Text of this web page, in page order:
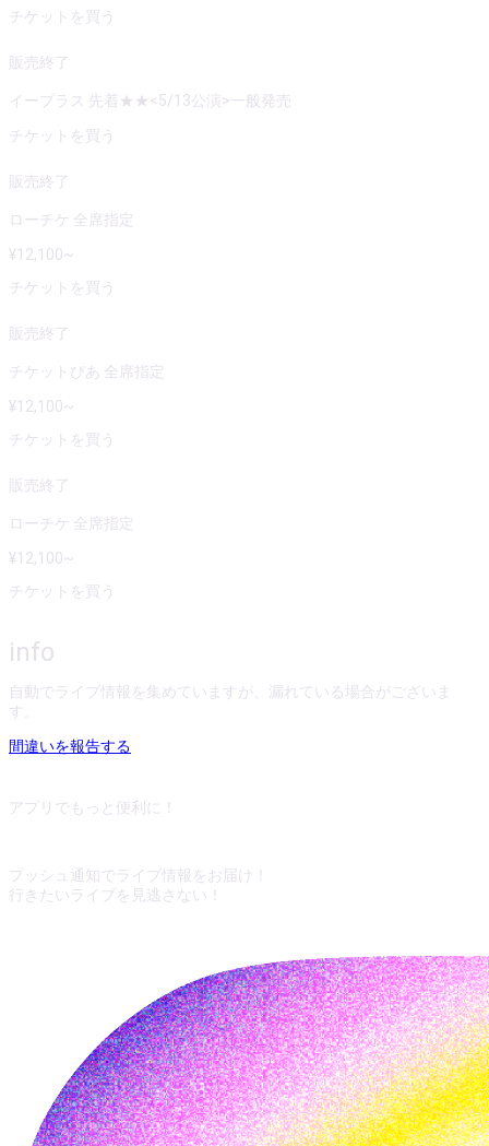
チケットを買う
販売終了
イープラス 先着★★<5/13公演>一般発売
チケットを買う
販売終了
ローチケ 全席指定
¥12,100~
チケットを買う
販売終了
チケットぴあ 全席指定
¥12,100~
チケットを買う
販売終了
ローチケ 全席指定
¥12,100~
チケットを買う
info
自動でライブ情報を集めていますが、漏れている場合がございま
す。
間違いを報告する
アプリでもっと便利に！
プッシュ通知でライブ情報をお届け！
行きたいライブを見逃さない！